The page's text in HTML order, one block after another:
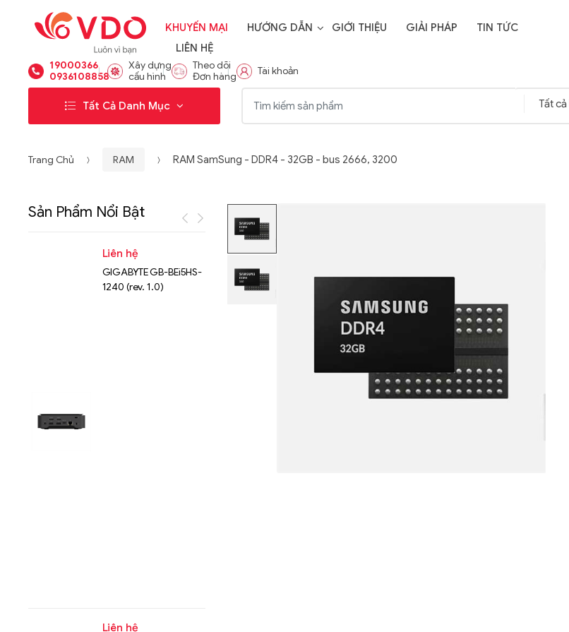
KHUYẾN MẠI HƯỚNG DẪN GIỚI THIỆU GIẢI PHÁP
TIN TỨC
LIÊN HỆ
19000366
0936108858
Xây dựng
cấu hình
Theo dõi
Đơn hàng
Tài khoản
Tất Cả Danh Mục
Trang Chủ RAM RAM SamSung - DDR4 - 32GB - bus 2666, 3200
Sản Phẩm Nổi Bật
Liên hệ
GIGABYTE GB-BEi5HS-
1240 (rev. 1.0)
Liên hệ